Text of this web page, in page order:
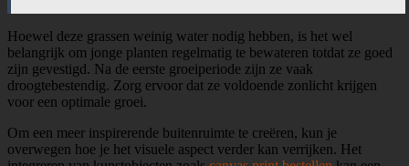
Hoewel deze grassen weinig water nodig hebben, is het wel
belangrijk om jonge planten regelmatig te bewateren totdat ze goed
zijn gevestigd. Na de eerste groeiperiode zijn ze vaak
droogtebestendig. Zorg ervoor dat ze voldoende zonlicht krijgen
voor een optimale groei.
Om een meer inspirerende buitenruimte te creëren, kun je
overwegen hoe je het visuele aspect verder kan verrijken. Het